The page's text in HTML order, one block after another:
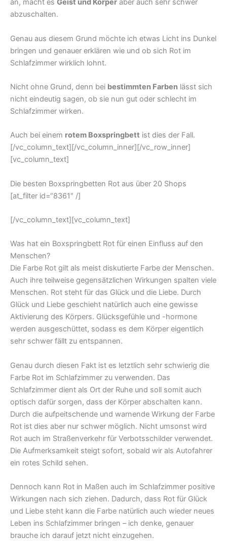
an, macht es Geist und Körper aber auch sehr schwer
abzuschalten.
Genau aus diesem Grund möchte ich etwas Licht ins Dunkel
bringen und genauer erklären wie und ob sich Rot im
Schlafzimmer wirklich lohnt.
Nicht ohne Grund, denn bei bestimmten Farben lässt sich
nicht eindeutig sagen, ob sie nun gut oder schlecht im
Schlafzimmer wirken.
Auch bei einem rotem Boxspringbett ist dies der Fall.
[/vc_column_text][/vc_column_inner][/vc_row_inner]
[vc_column_text]
Die besten Boxspringbetten Rot aus über 20 Shops
[at_filter id=“8361″ /]
[/vc_column_text][vc_column_text]
Was hat ein Boxspringbett Rot für einen Einfluss auf den
Menschen?
Die Farbe Rot gilt als meist diskutierte Farbe der Menschen.
Auch ihre teilweise gegensätzlichen Wirkungen spalten viele
Menschen. Rot steht für das Glück und die Liebe. Durch
Glück und Liebe geschieht natürlich auch eine gewisse
Aktivierung des Körpers. Glücksgefühle und -hormone
werden ausgeschüttet, sodass es dem Körper eigentlich
sehr schwer fällt zu entspannen.
Genau durch diesen Fakt ist es letztlich sehr schwierig die
Farbe Rot im Schlafzimmer zu verwenden. Das
Schlafzimmer dient als Ort der Ruhe und soll somit auch
optisch dafür sorgen, dass der Körper abschalten kann.
Durch die aufpeitschende und warnende Wirkung der Farbe
Rot ist dies aber nur schwer möglich. Nicht umsonst wird
Rot auch im Straßenverkehr für Verbotsschilder verwendet.
Die Aufmerksamkeit steigt sofort, sobald wir als Autofahrer
ein rotes Schild sehen.
Dennoch kann Rot in Maßen auch im Schlafzimmer positive
Wirkungen nach sich ziehen. Dadurch, dass Rot für Glück
und Liebe steht kann die Farbe natürlich auch wieder neues
Leben ins Schlafzimmer bringen – ich denke, genauer
brauche ich darauf jetzt nicht einzugehen.